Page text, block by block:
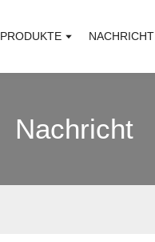
PRODUKTE NACHRICHT
Nachricht